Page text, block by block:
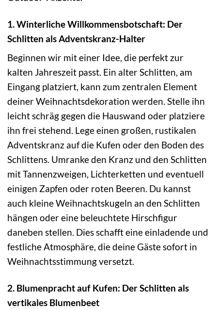
1. Winterliche Willkommensbotschaft: Der
Schlitten als Adventskranz-Halter
Beginnen wir mit einer Idee, die perfekt zur
kalten Jahreszeit passt. Ein alter Schlitten, am
Eingang platziert, kann zum zentralen Element
deiner Weihnachtsdekoration werden. Stelle ihn
leicht schräg gegen die Hauswand oder platziere
ihn frei stehend. Lege einen großen, rustikalen
Adventskranz auf die Kufen oder den Boden des
Schlittens. Umranke den Kranz und den Schlitten
mit Tannenzweigen, Lichterketten und eventuell
einigen Zapfen oder roten Beeren. Du kannst
auch kleine Weihnachtskugeln an den Schlitten
hängen oder eine beleuchtete Hirschfigur
daneben stellen. Dies schafft eine einladende und
festliche Atmosphäre, die deine Gäste sofort in
Weihnachtsstimmung versetzt.
2. Blumenpracht auf Kufen: Der Schlitten als
vertikales Blumenbeet